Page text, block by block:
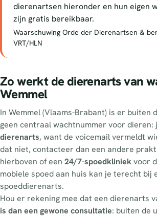
dierenartsen hieronder en hun eigen
zijn gratis bereikbaar.
Waarschuwing Orde der Dierenartsen &
VRT/HLN
Zo werkt de dierenarts van
Wemmel
In Wemmel (Vlaams-Brabant) is er buiten
geen centraal wachtnummer voor dieren:
dierenarts, want de voicemail vermeldt
dat niet, contacteer dan een andere
hierboven of een 24/7-spoedkliniekvoor
mobiele spoed aan huis kan je terecht bij
spoeddierenarts.
Hou er rekening mee dat een dierenarts
is dan een gewone consultatie: buiten de